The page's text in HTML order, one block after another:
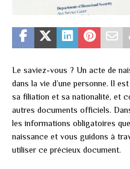
Le saviez-vous ? Un acte de
dans la vie d’une personne. Il
sa filiation et sa nationalité, et
autres documents officiels.
les informations obligatoires
naissance et vous guidons à
utiliser ce précieux document.